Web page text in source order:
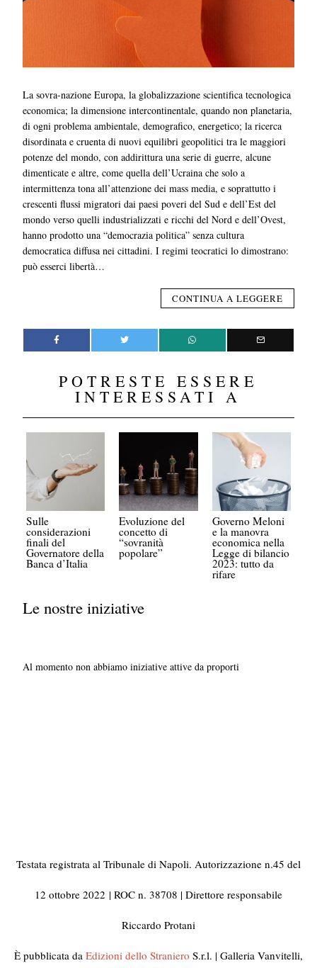
La sovra-nazione Europa, la globalizzazione scientifica tecnologica
economica; la dimensione intercontinentale, quando non planetaria,
di ogni problema ambientale, demografico, energetico; la ricerca
disordinata e cruenta di nuovi equilibri geopolitici tra le maggiori
potenze del mondo, con addirittura una serie di guerre, alcune
dimenticate e altre, come quella dell’Ucraina che solo a
intermittenza tona all’attenzione dei mass media, e soprattutto i
crescenti flussi migratori dai paesi poveri del Sud e dell’Est del
mondo verso quelli industrializzati e ricchi del Nord e dell’Ovest,
hanno prodotto una “democrazia politica” senza cultura
democratica diffusa nei cittadini. I regimi teocratici lo dimostrano:
può esserci libertà…
CONTINUA A LEGGERE
POTRESTE ESSERE
INTERESSATI A
Sulle
considerazioni
finali del
Governatore della
Banca d’Italia
Evoluzione del
concetto di
“sovranità
popolare”
Governo Meloni
e la manovra
economica nella
Legge di bilancio
2023: tutto da
rifare
Le nostre iniziative
Al momento non abbiamo iniziative attive da proporti
Testata registrata al Tribunale di Napoli. Autorizzazione n.45 del
12 ottobre 2022 | ROC n. 38708 | Direttore responsabile
Riccardo Protani
È pubblicata da Edizioni dello Straniero S.r.l. | Galleria Vanvitelli,